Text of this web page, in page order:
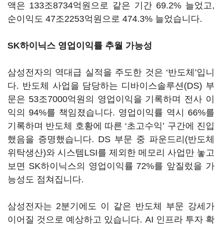
액은 133조8734억원으로 같은 기간 69.2% 늘었고,
순이익도 47조2253억원으로 474.3% 늘었습니다.
SK하이닉스 영업이익률 추월 가능성
삼성전자의 역대급 실적을 주도한 것은 ‘반도체 ’입니
다. 반도체 사업을 담당하는 디바이스솔루션(DS) 부
문은 53조7000억원의 영업이익을 기록하며 전사 이
익의 94%를 책임졌습니다. 영업이익률 역시 66%를
기록하며 반도체 호황에 따른 ‘초고수익’ 구간에 진입
했음을 증명했습니다. DS 부문 중 파운드리 (반도체
위탁생산)와 시스템LSI를 제외한 메모리 사업만 놓고
보면 SK하이닉스의 영업이익률 72%를 앞질렀을 가
능성도 점쳐집니다.
삼성전자는 2분기에도 이 같은 반도체 부문 강세가
이어질 것으로 예상하고 있습니다. AI 인프라 투자 확